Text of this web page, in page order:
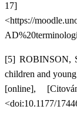
17]
<https://
[5]
children and
[online],
<doi:10.1177/